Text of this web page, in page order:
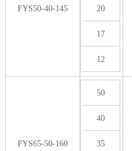
FYS50-40-145 20
17
12
FYS65-50-160
50
40
35